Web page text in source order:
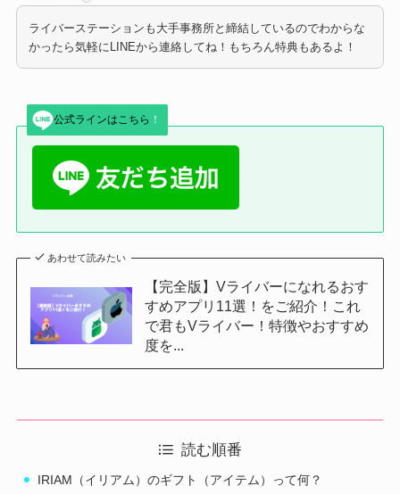
ライバーステーションも大手事務所と締結しているのでわからな
かったら気軽にLINEから連絡してね！もちろん特典もあるよ！
公式ラインはこちら ！
あわせて読みたい
【完全版】Vライバーになれるおす
すめアプリ11選！をご紹介！これ
で君もVライバー！特徴やおすすめ
度を...
読む順番
IRIAM（イリアム）のギフト（アイテム）って何？